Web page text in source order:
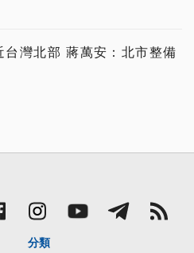
台灣北部 蔣萬安：北市整備
分類